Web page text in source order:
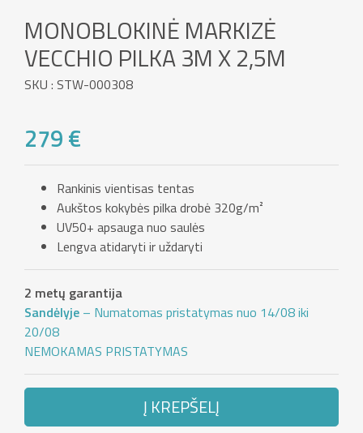
MONOBLOKINĖ MARKIZĖ
VECCHIO PILKA 3M X 2,5M
SKU : STW-000308
279 €
Rankinis vientisas tentas
Aukštos kokybės pilka drobė 320g/m²
UV50+ apsauga nuo saulės
Lengva atidaryti ir uždaryti
2 metų garantija
Sandėlyje – Numatomas pristatymas nuo 14/08 iki
20/08
NEMOKAMAS PRISTATYMAS
Į KREPŠELĮ